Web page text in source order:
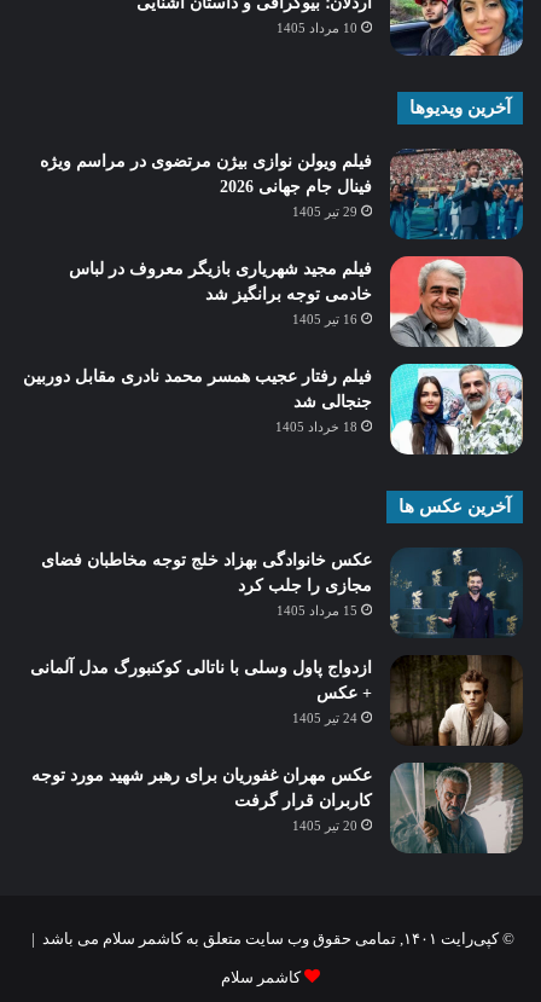
10 مرداد 1405
آخرین ویدیوها
فیلم ویولن نوازی بیژن مرتضوی در مراسم ویژه
فینال جام جهانی 2026
29 تیر 1405
فیلم مجید شهریاری بازیگر معروف در لباس
خادمی توجه برانگیز شد
16 تیر 1405
فیلم رفتار عجیب همسر محمد نادری مقابل دوربین
جنجالی شد
18 خرداد 1405
آخرین عکس ها
عکس خانوادگی بهزاد خلج توجه مخاطبان فضای
مجازی را جلب کرد
15 مرداد 1405
ازدواج پاول وسلی با ناتالی کوکنبورگ مدل آلمانی
+ عکس
24 تیر 1405
عکس مهران غفوریان برای رهبر شهید مورد توجه
کاربران قرار گرفت
20 تیر 1405
© کپی‌رایت ۱۴۰۱, تمامی حقوق وب سایت متعلق به کاشمر سلام می باشد |
کاشمر سلام